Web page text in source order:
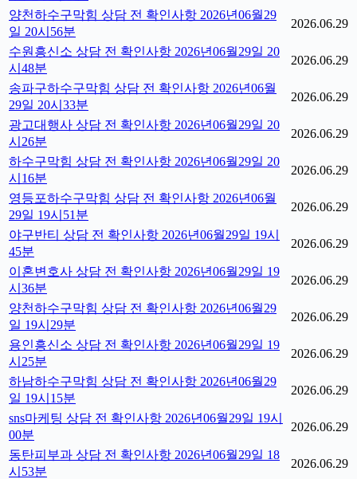
양천하수구막힘 상담 전 확인사항 2026년06월29
일 20시56분
2026.06.29
수원흥신소 상담 전 확인사항 2026년06월29일 20
시48분
2026.06.29
송파구하수구막힘 상담 전 확인사항 2026년06월
29일 20시33분
2026.06.29
광고대행사 상담 전 확인사항 2026년06월29일 20
시26분
2026.06.29
하수구막힘 상담 전 확인사항 2026년06월29일 20
시16분
2026.06.29
영등포하수구막힘 상담 전 확인사항 2026년06월
29일 19시51분
2026.06.29
야구반티 상담 전 확인사항 2026년06월29일 19시
45분
2026.06.29
이혼변호사 상담 전 확인사항 2026년06월29일 19
시36분
2026.06.29
양천하수구막힘 상담 전 확인사항 2026년06월29
일 19시29분
2026.06.29
용인흥신소 상담 전 확인사항 2026년06월29일 19
시25분
2026.06.29
하남하수구막힘 상담 전 확인사항 2026년06월29
일 19시15분
2026.06.29
sns마케팅 상담 전 확인사항 2026년06월29일 19시
00분
2026.06.29
동탄피부과 상담 전 확인사항 2026년06월29일 18
시53분
2026.06.29